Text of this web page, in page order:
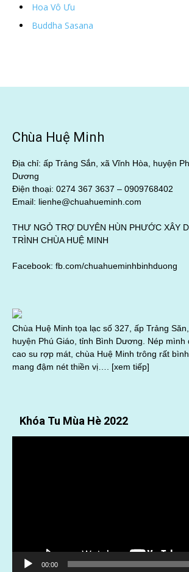
Hoa Vô Ưu
Buddha Sasana
Chùa Huệ Minh
Địa chỉ: ấp Trảng Sắn, xã Vĩnh Hòa, huyện
Dương
Điện thoại: 0274 367 3637 – 0909768402
Email: lienhe@chuahueminh.com
THƯ NGỎ TRỢ DUYÊN HÙN PHƯỚC XÂY
TRÌNH CHÙA HUỆ MINH
Facebook: fb.com/chuahueminhbinhduong
Chùa Huệ Minh tọa lạc số 327, ấp Trảng
huyện Phú Giáo, tỉnh Bình Dương. Nép
cao su rợp mát, chùa Huệ Minh trông rất
mang đậm nét thiền vị…. [xem tiếp]
Khóa Tu Mùa Hè 2022
00:00